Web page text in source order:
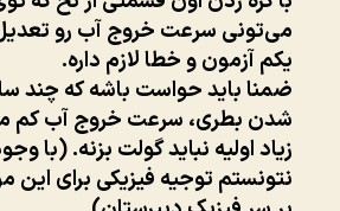
می‌تونی سرعت خروج آب رو تعدیل
یکم آزمون و خطا لازم داره.
ضمنا باید حواست باشه که چند
شدن بطری، سرعت خروج آب کم
زیاد اولیه نباید گولت بزنه. (با
نتونستم توجیه فیزیکی برای این